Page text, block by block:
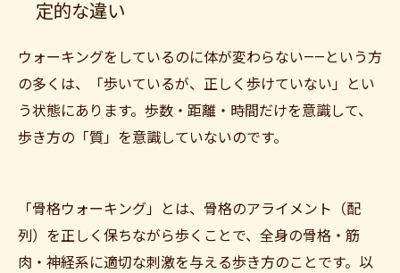
定的な違い
ウォーキングをしているのに体が変わらない——という方
の多くは、「歩いているが、正しく歩けていない」とい
う状態にあります。歩数・距離・時間だけを意識して、
歩き方の「質」を意識していないのです。
「骨格ウォーキング」とは、骨格のアライメント（配
列）を正しく保ちながら歩くことで、全身の骨格・筋
肉・神経系に適切な刺激を与える歩き方のことです。以